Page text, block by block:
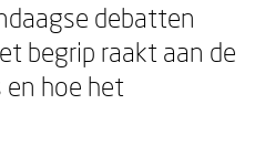
debatten
begrip raakt aan de
hoe het